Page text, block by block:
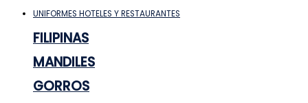
UNIFORMES HOTELES Y RESTAURANTES
FILIPINAS
MANDILES
GORROS